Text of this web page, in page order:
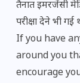
तैनात इमरजेंसी
परीक्षा देने भी गई
If you have
around you
encourage